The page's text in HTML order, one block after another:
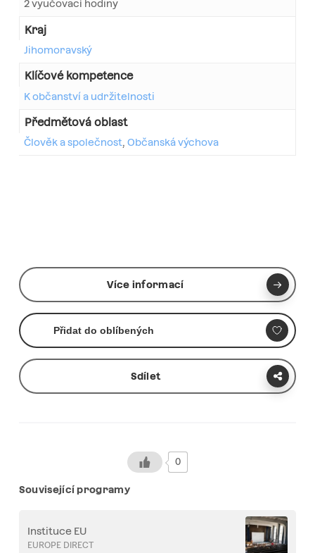
2 vyučovací hodiny
Kraj
Jihomoravský
Klíčové kompetence
K občanství a udržitelnosti
Předmětová oblast
Člověk a společnost, Občanská výchova
Více informací
Přidat do oblíbených
Sdílet
0
Související programy
Instituce EU
EUROPE DIRECT